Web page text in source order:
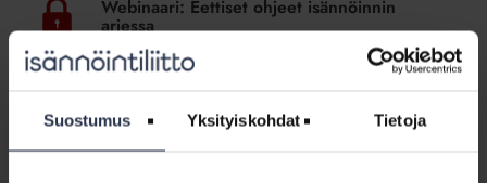
Suostumus Yksityiskohdat Tietoja
ohjeet
arjessa
Webinaari: Eettiset ohjeet isännöinnin
arjessa
WEBINAARIT JA VIDEOT